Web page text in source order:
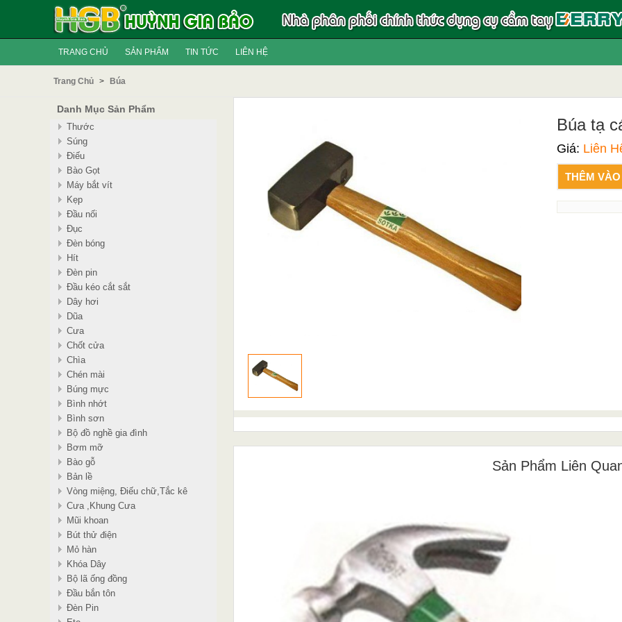
TRANG CHỦ SẢN PHẨM TIN TỨC LIÊN HỆ
Trang Chủ > Búa
Danh Mục Sản Phẩm
Thước
Súng
Điếu
Bào Gọt
Máy bắt vít
Kẹp
Đầu nối
Đục
Đèn bóng
Hít
Đèn pin
Đầu kéo cắt sắt
Dây hơi
Dũa
Cưa
Chốt cửa
Chìa
Chén mài
Búng mực
Bình nhớt
Bình sơn
Bộ đồ nghề gia đình
Bơm mỡ
Bào gỗ
Bản lề
Vòng miệng, Điếu chữ,Tắc kê
Cưa ,Khung Cưa
Mũi khoan
Bút thử điện
Mỏ hàn
Khóa Dây
Bộ lã ống đồng
Đầu bắn tôn
Đèn Pin
Búa tạ
Giá: Liên
THÊM
Sản Phẩm Liên